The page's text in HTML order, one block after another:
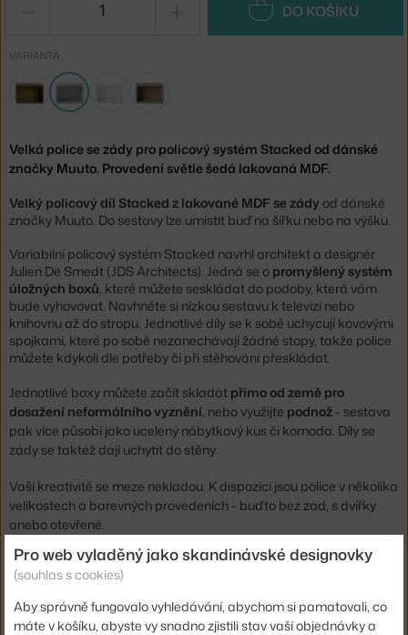
DO KOŠÍKU
VARIANTA
Velká police se zády pro policový systém Stacked od dánské
značky Muuto. Provedení světle šedá lakovaná MDF.
Velký policový díl Stacked z lakované MDF se zády od dánské
značky Muuto. Do sestavy lze umístit buď na šířku nebo na výšku.
Variabilní policový systém Stacked navrhl architekt a designér
Julien De Smedt (JDS Architects). Jedná se o promyšlený systém
úložných boxů, které můžete seskládat do podoby, která vám
bude vyhovovat. Navhněte si nízkou sestavu k televizi nebo
knihovnu až do stropu. Jednotlivé díly se k sobě uchycují kovovými
spojkami, které po sobě nezanechávají žádné stopy, takže police
můžete kdykoli dle potřeby či při stěhování přeskládat.
Jednotlivé boxy můžete začít skladát přímo od země pro
dosažení neformálního vyznění, nebo využijte podnož - sestava
pak více působí jako ucelený nábytkový kus či komoda. Díly se
zády se taktéž dají uchytit do stěny.
Vaší kreativitě se meze nekladou. K dispozici jsou police v několika
velikostech a barevných provedeních - buďto bez zad, s dvířky
anebo otevřené.
Výška:
43,6 cm
Šířka:
65,4 cm
Pro web vyladěný jako skandinávské designovky
(souhlas s cookies)
Aby správně fungovalo vyhledávání, abychom si pamatovali, co
máte v košíku, abyste vy snadno zjistili stav vaší objednávky a